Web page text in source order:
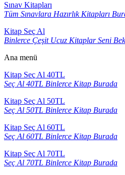
Sınav Kitapları
Tüm Sınavlara Hazırlık Kitapları
Kitap Seç Al
Binlerce Çeşit Ucuz Kitaplar Seni
Ana menü
Kitap Seç Al 40TL
Seç Al 40TL Binlerce Kitap Burada
Kitap Seç Al 50TL
Seç Al 50TL Binlerce Kitap Burada
Kitap Seç Al 60TL
Seç Al 60TL Binlerce Kitap Burada
Kitap Seç Al 70TL
Seç Al 70TL Binlerce Kitap Burada